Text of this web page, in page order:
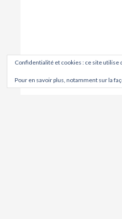
Confidentialité et cookies : ce site utilise
Pour en savoir plus, notamment sur la